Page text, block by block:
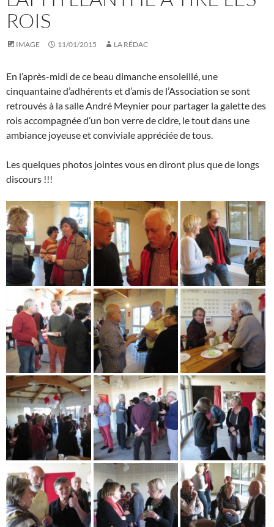
ROIS
IMAGE 11/01/2015 LA RÉDAC
En l’après-midi de ce beau dimanche ensoleillé, une
cinquantaine d’adhérents et d’amis de l’Association se sont
retrouvés à la salle André Meynier pour partager la galette des
rois accompagnée d’un bon verre de cidre, le tout dans une
ambiance joyeuse et conviviale appréciée de tous.
Les quelques photos jointes vous en diront plus que de longs
discours !!!